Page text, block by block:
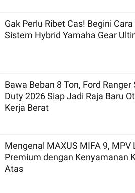
Gak Perlu Ribet Cas! Begini Cara
Sistem Hybrid Yamaha Gear
Bawa Beban 8 Ton, Ford Ranger
Duty 2026 Siap Jadi Raja Baru
Kerja Berat
Mengenal MAXUS MIFA 9, MPV
Premium dengan Kenyamanan
Atas